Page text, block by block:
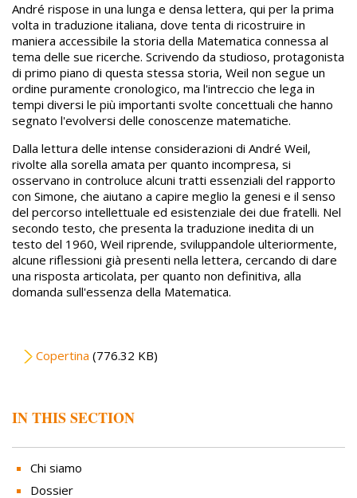
IN THIS SECTION
Chi siamo
Dossier
André rispose in una lunga e densa lettera, qui per la prima
volta in traduzione italiana, dove tenta di ricostruire in
maniera accessibile la storia della Matematica connessa al
tema delle sue ricerche. Scrivendo da studioso, protagonista
di primo piano di questa stessa storia, Weil non segue un
ordine puramente cronologico, ma l'intreccio che lega in
tempi diversi le più importanti svolte concettuali che hanno
segnato l'evolversi delle conoscenze matematiche.
Dalla lettura delle intense considerazioni di André Weil,
rivolte alla sorella amata per quanto incompresa, si
osservano in controluce alcuni tratti essenziali del rapporto
con Simone, che aiutano a capire meglio la genesi e il senso
del percorso intellettuale ed esistenziale dei due fratelli. Nel
secondo testo, che presenta la traduzione inedita di un
testo del 1960, Weil riprende, sviluppandole ulteriormente,
alcune riflessioni già presenti nella lettera, cercando di dare
una risposta articolata, per quanto non definitiva, alla
domanda sull'essenza della Matematica.
File
Copertina (776.32 KB)